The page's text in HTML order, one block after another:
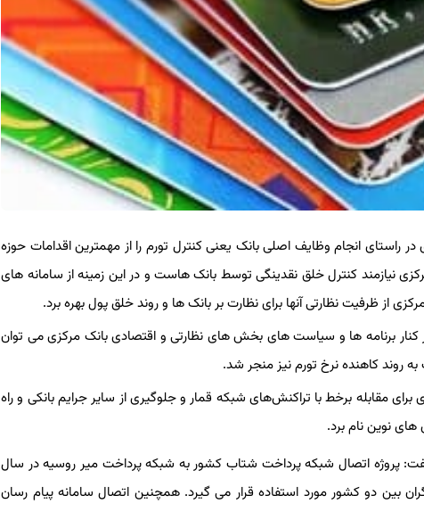
راستای انجام وظایف اصلی بانک یعنی کنترل تورم را از مهمترین اقدامات حوزه
تورم، بانک مرکزی نیازمند کنترل خلق نقدینگی توسط بانک هاست و در این زمینه از سامانه های
کنار برنامه ها و سیاست های بخش های نظارتی و اقتصادی بانک مرکزی می توان
روند کاهنده نرخ تورم نیز منجر شد.
مقابله برخط با تراکنش‌های شبکه قمار و جلوگیری از سایر جرایم بانکی و راه
های نوین نام برد.
پروژه اتصال شبکه پرداخت شتاب کشور به شبکه پرداخت میر روسیه در سال
بین دو کشور مورد استفاده قرار می گیرد. همچنین اتصال سامانه پیام رسان